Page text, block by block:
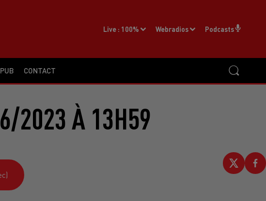
CONTACT
Live : 100% Webradios Podcasts
2023 À 13H59